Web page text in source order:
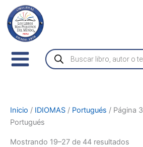
contenido
Búsqueda
de
productos
Inicio / IDIOMAS / Portugués / Página 3
Portugués
Mostrando 19–27 de 44 resultados